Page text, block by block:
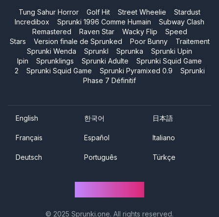
Tung Sahur Horror Golf Hit Street Wheelie
Stardust
Incredibox
Sprunki 1996 Comme Humain
Subway Clash
Remastered
Raven Star Wacky Flip
Speed
Stars
Version finale de Sprunked Poor Bunny
Traitement
Sprunki Wenda
Sprunkl Sprunka
Sprunki Upin
Ipin
Sprunklings Sprunki Adulte
Sprunki Squid Game
2
Sprunki Squid Game Sprunki Pyramixed 0.9
Sprunki
Phase 7 Définitif
English 한국어 日本語
Français Español Italiano
Deutsch Português Türkçe
© 2025 Sprunki.one. All rights reserved.